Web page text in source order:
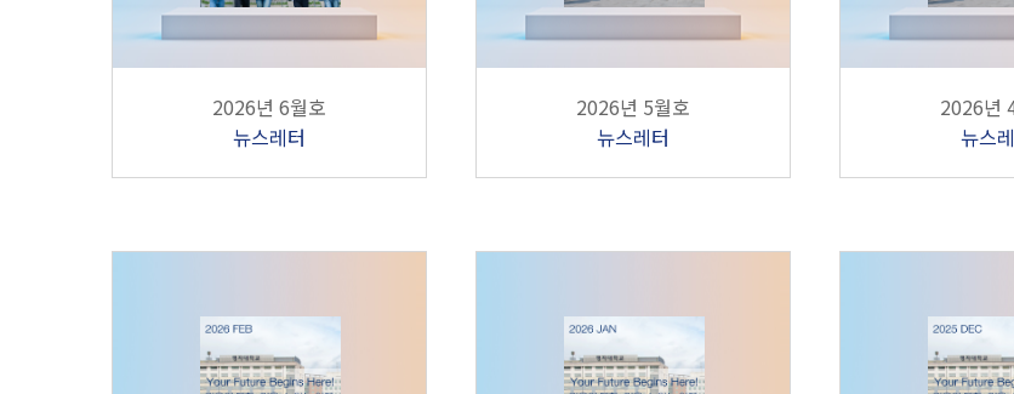
2026년 6월호
뉴스레터
2026년 5월호
뉴스레터
2026년
뉴스